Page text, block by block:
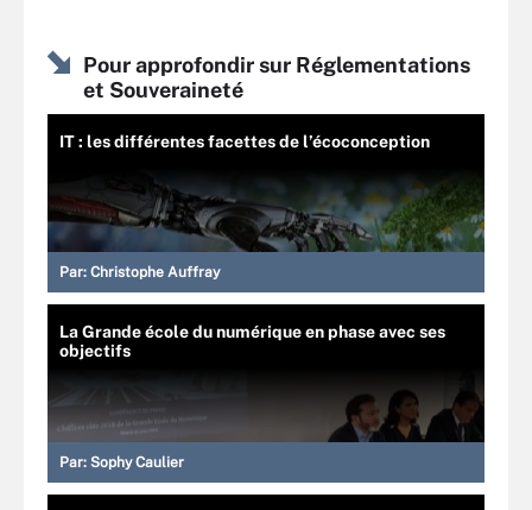
Pour approfondir sur Réglementations
et Souveraineté
IT : les différentes facettes de l’écoconception
Par: Christophe Auffray
La Grande école du numérique en phase avec ses
objectifs
Par: Sophy Caulier